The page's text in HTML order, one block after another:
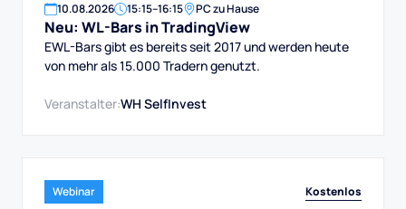
10.08.2026 15:15–16:15 PC zu Hause
Neu: WL-Bars in TradingView
EWL-Bars gibt es bereits seit 2017 und werden heute
von mehr als 15.000 Tradern genutzt.
Veranstalter:WH SelfInvest
Webinar
Kostenlos